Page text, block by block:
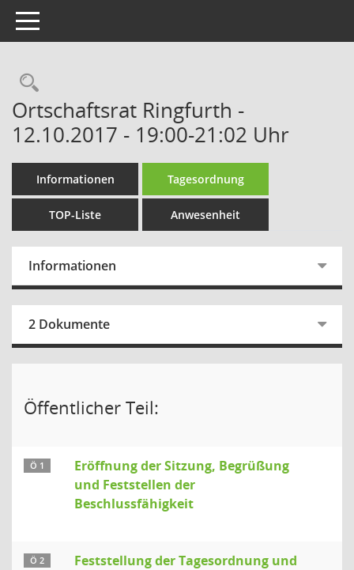
Toggle navigation
Rechercheauswahl
Ortschaftsrat Ringfurth -
12.10.2017 - 19:00-21:02 Uhr
Informationen Tagesordnung
TOP-Liste Anwesenheit
Informationen
2 Dokumente
Öffentlicher Teil:
Ö 1
Eröffnung der Sitzung, Begrüßung
und Feststellen der
Beschlussfähigkeit
Ö 2
Feststellung der Tagesordnung und